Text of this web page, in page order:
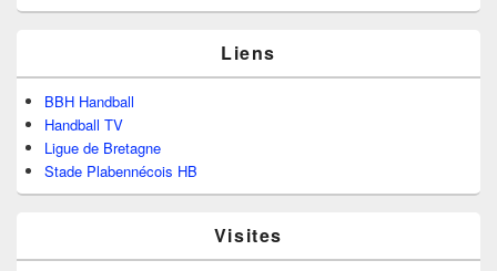
Liens
BBH Handball
Handball TV
Ligue de Bretagne
Stade Plabennécois HB
Visites